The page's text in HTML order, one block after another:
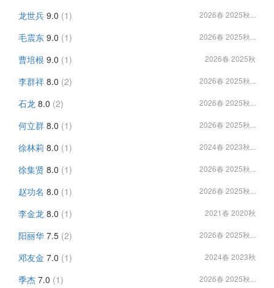
龙世兵 9.0 (1) 2026春 2025秋...
毛震东 9.0 (1) 2026春 2025秋...
曹培根 9.0 (1) 2026春 2025秋
李群祥 8.0 (2) 2026春 2025秋...
石龙 8.0 (2) 2026春 2025秋...
何立群 8.0 (1) 2026春 2025秋...
徐林莉 8.0 (1) 2024春 2023秋...
徐集贤 8.0 (1) 2026春 2025秋...
赵功名 8.0 (1) 2026春 2025秋...
李金龙 8.0 (1) 2021春 2020秋
阳丽华 7.5 (2) 2026春 2025秋...
邓友金 7.0 (1) 2024春 2023秋
季杰 7.0 (1) 2026春 2025秋...